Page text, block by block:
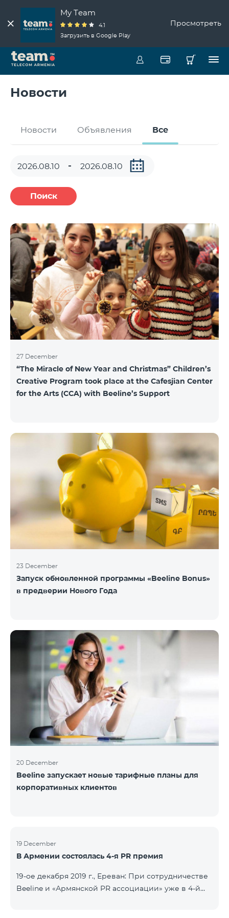
My Team
4.1
Загрузить в Google Play
Просмотреть
Новости
Новости Объявления Все
Поиск
27 December
“The Miracle of New Year and Christmas” Children’s
Creative Program took place at the Cafesjian Center
for the Arts (CCA) with Beeline’s Support
23 December
Запуск обновленной программы «Beeline Bonus»
в предверии Нового Года
20 December
Beeline запускает новые тарифные планы для
корпоративных клиентов
19 December
В Армении состоялась 4-я PR премия
19-ое декабря 2019 г., Ереван: При сотрудничестве
Beeline и «Армянской PR ассоциации» уже в 4-й